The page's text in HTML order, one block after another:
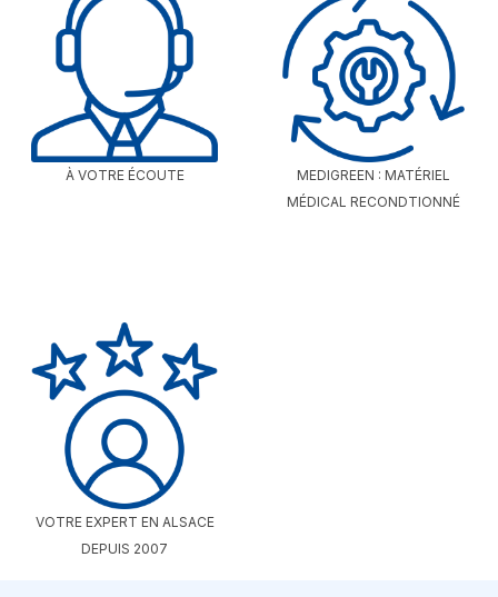
À VOTRE ÉCOUTE
MEDIGREEN : MATÉRIEL
MÉDICAL RECONDTIONNÉ
VOTRE EXPERT EN ALSACE
DEPUIS 2007